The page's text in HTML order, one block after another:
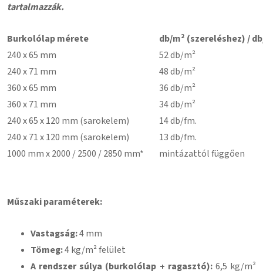
tartalmazzák.
Burkolólap mérete
db/m² (szereléshez) /
240 x 65 mm
52 db/m²
240 x 71 mm
48 db/m²
360 x 65 mm
36 db/m²
360 x 71 mm
34 db/m²
240 x 65 x 120 mm (sarokelem)
14 db/fm.
240 x 71 x 120 mm (sarokelem)
13 db/fm.
1000 mm x 2000 / 2500 / 2850 mm*
mintázattól függően
Műszaki paraméterek:
Vastagság:4 mm
Tömeg:4 kg/m² felület
A rendszer súlya (burkolólap + ragasztó):6,5 kg/m²